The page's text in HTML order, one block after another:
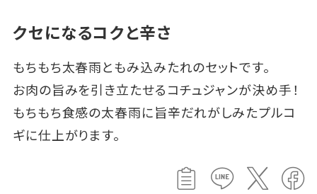
クセになるコクと辛さ
もちもち太春雨ともみ込みたれのセットです。
お肉の旨みを引き立たせるコチュジャンが決め手！
もちもち食感の太春雨に旨辛だれがしみたプルコ
ギに仕上がります。